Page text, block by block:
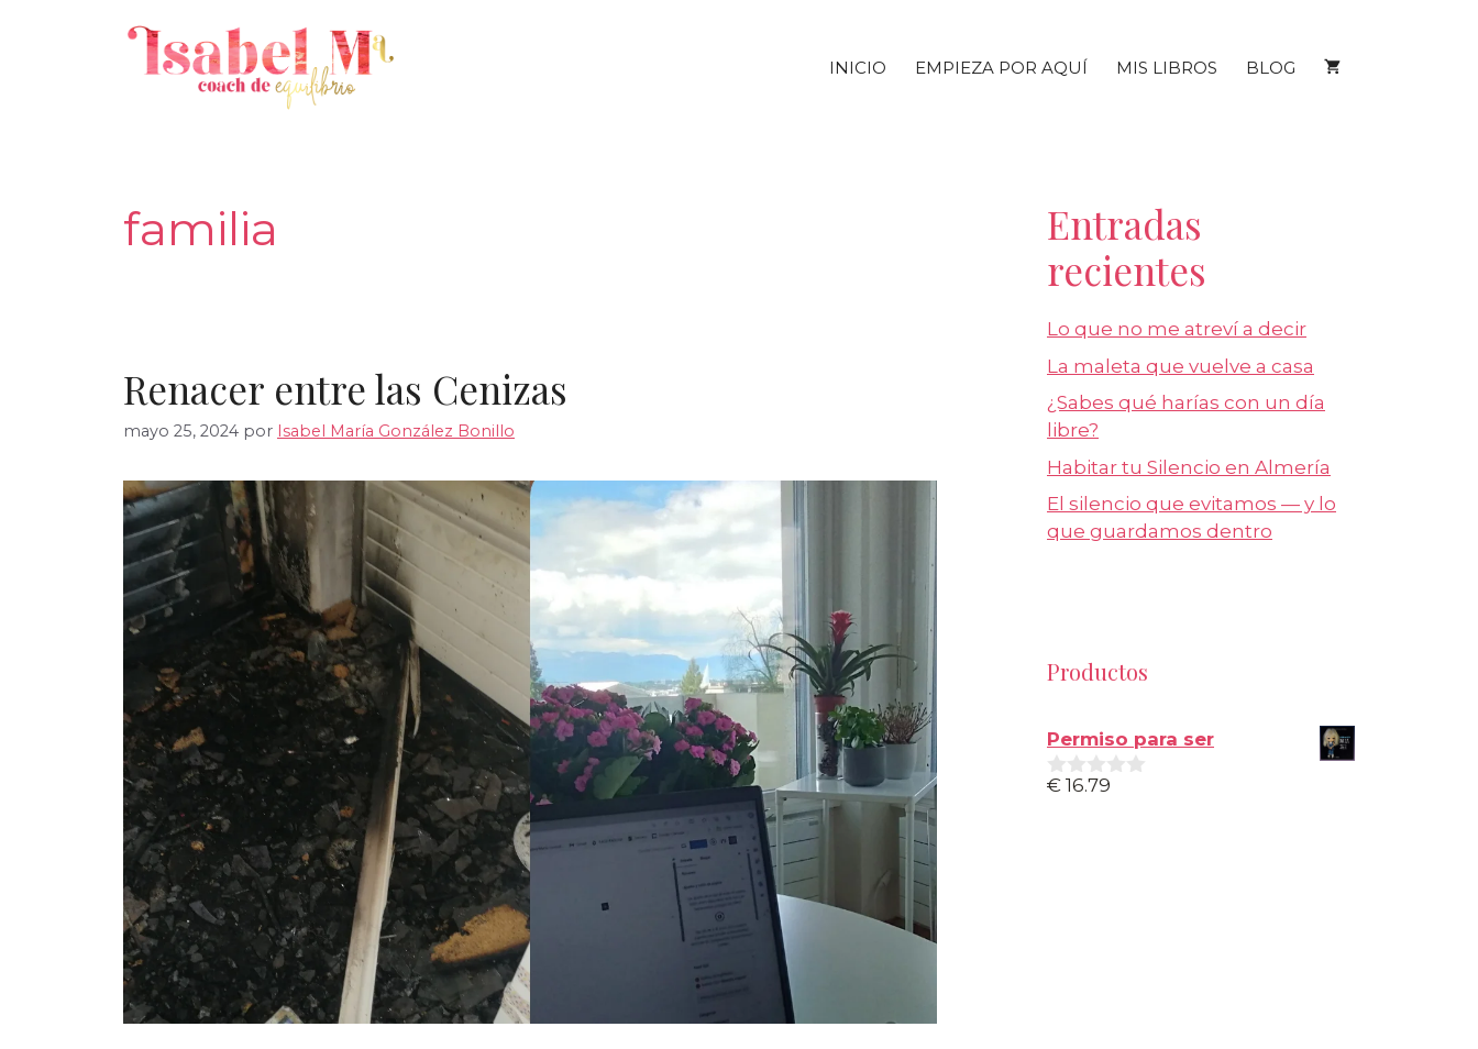
INICIO EMPIEZA POR AQUÍ MIS LIBROS BLOG
familia
Renacer entre las Cenizas
mayo 25, 2024 por Isabel María González Bonillo
Entradas
recientes
Lo que no me atreví a decir
La maleta que vuelve a casa
¿Sabes qué harías con un día
libre?
Habitar tu Silencio en Almería
El silencio que evitamos — y lo
que guardamos dentro
Productos
Permiso para ser
0
€ 16.79